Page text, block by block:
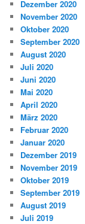
Dezember 2020
November 2020
Oktober 2020
September 2020
August 2020
Juli 2020
Juni 2020
Mai 2020
April 2020
März 2020
Februar 2020
Januar 2020
Dezember 2019
November 2019
Oktober 2019
September 2019
August 2019
Juli 2019